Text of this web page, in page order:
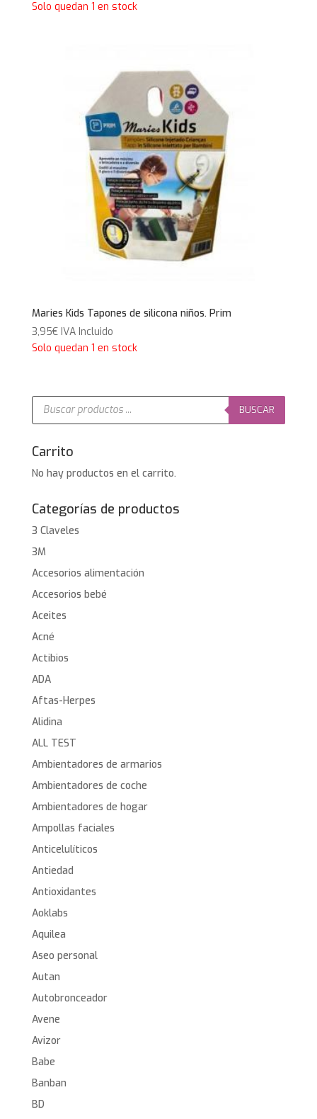
Solo quedan 1 en stock
Maries Kids Tapones de silicona niños. Prim
3,95€ IVA Incluido
Solo quedan 1 en stock
Búsqueda
productos
BUSCAR
Carrito
No hay productos en el carrito.
Categorías de productos
3 Claveles
3M
Accesorios alimentación
Accesorios bebé
Aceites
Acné
Actibios
ADA
Aftas-Herpes
Alidina
ALL TEST
Ambientadores de armarios
Ambientadores de coche
Ambientadores de hogar
Ampollas faciales
Anticelulíticos
Antiedad
Antioxidantes
Aoklabs
Aquilea
Aseo personal
Autan
Autobronceador
Avene
Avizor
Babe
Banban
BD